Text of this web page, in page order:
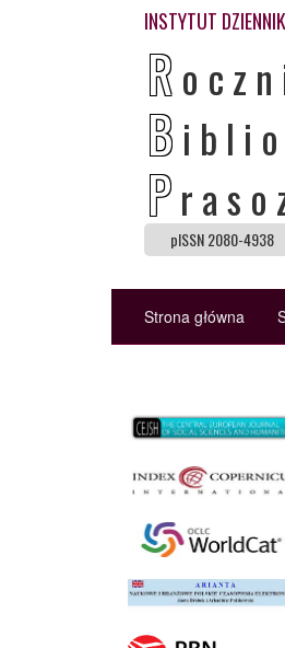
INSTYTUT
R
B
P
pISSN 2080-4938
Strona główna